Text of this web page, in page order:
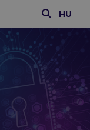
Search
HU